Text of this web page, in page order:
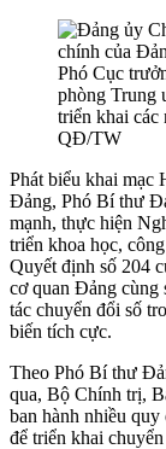
Phó Cục
phòng Trung
triển khai các
QĐ/TW
Phát biểu khai mạc
Đảng, Phó Bí thư
mạnh, thực hiện
triển khoa học,
Quyết định số 204
cơ quan Đảng
tác chuyển đổi số
biến tích cực.
Theo Phó Bí thư
qua, Bộ Chính trị,
ban hành nhiều
để triển khai